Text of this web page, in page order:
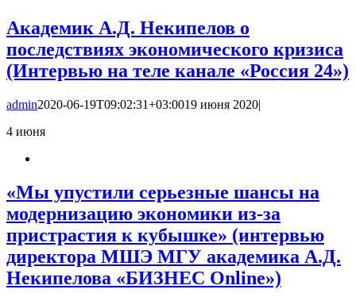
Академик А.Д. Некипелов о
последствиях экономического кризиса
(Интервью на теле канале «Россия 24»)
admin2020-06-19T09:02:31+03:0019 июня 2020|
4 июня
«Мы упустили серьезные шансы на
модернизацию экономики из-за
пристрастия к кубышке» (интервью
директора МШЭ МГУ академика А.Д.
Некипелова «БИЗНЕС Online»)